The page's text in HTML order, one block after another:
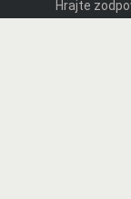
Hrajte